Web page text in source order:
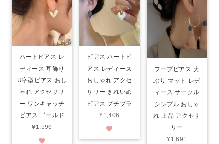
ハートピアス レ
ディース 耳飾り
U字型ピアス おし
ゃれ アクセサリ
ー ワンキャッチ
ピアス ゴールド
¥1,596
ピアス ハートピ
アス レディース
おしゃれ アクセ
サリー きれいめ
ピアス プチプラ
¥1,406
フープピアス 大
ぶり マット レデ
ィース サークル
シンプル おしゃ
れ 上品 アクセサ
リー
¥1,691